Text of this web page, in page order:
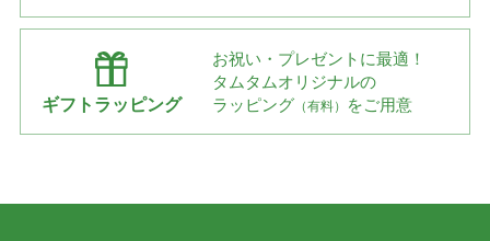
ギフトラッピング
お祝い・プレゼントに最適！
タムタムオリジナルの
ラッピング （有料） をご用意